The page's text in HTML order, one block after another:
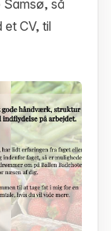
Samsø, så
et CV, til